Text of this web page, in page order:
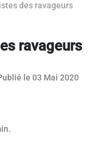
des ravageurs
ravageurs
le 03 Mai 202009